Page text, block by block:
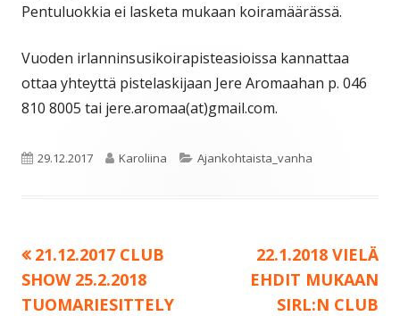
Pentuluokkia ei lasketa mukaan koiramäärässä.
Vuoden irlanninsusikoirapisteasioissa kannattaa
ottaa yhteyttä pistelaskijaan Jere Aromaahan p. 046
810 8005 tai jere.aromaa(at)gmail.com.
Julkaistu
29.12.2017 Kirjoittaja
Karoliina Kategoriat
Ajankohtaista_vanha
Artikkelien
selaus
Edellinen:
21.12.2017 CLUB
SHOW 25.2.2018
TUOMARIESITTELY
Seuraava:
22.1.2018 VIELÄ
EHDIT MUKAAN
SIRL:N CLUB